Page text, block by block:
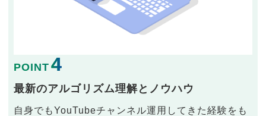
POINT 4
最新のアルゴリズム理解とノウハウ
自身でもYouTubeチャンネル運用してきた経験をも